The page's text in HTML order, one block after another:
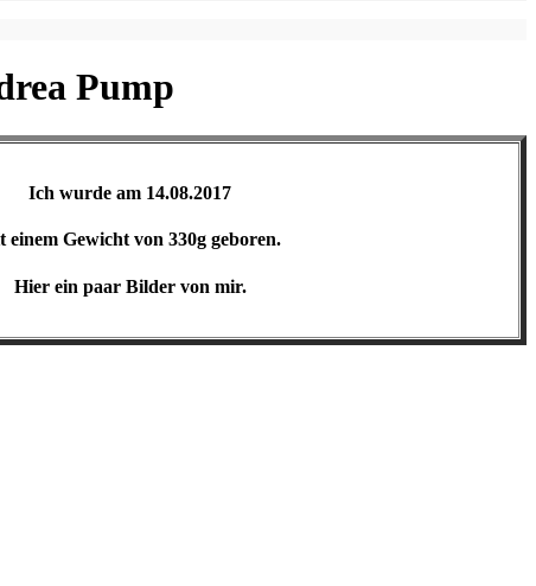
Pump
Ich wurde am 14.08.2017
einem Gewicht von 330g geboren.
Hier ein paar Bilder von mir.